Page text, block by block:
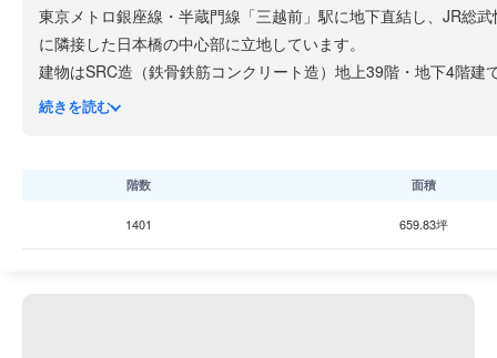
東京メトロ銀座線・半蔵門線「三越前」駅に地下直結し、JR総
に隣接した日本橋の中心部に立地しています。
建物はSRC造（鉄骨鉄筋コンクリート造）地上39階・地下4階
レベーター21基以上
続きを読む
階数 面積
1401 659.83坪